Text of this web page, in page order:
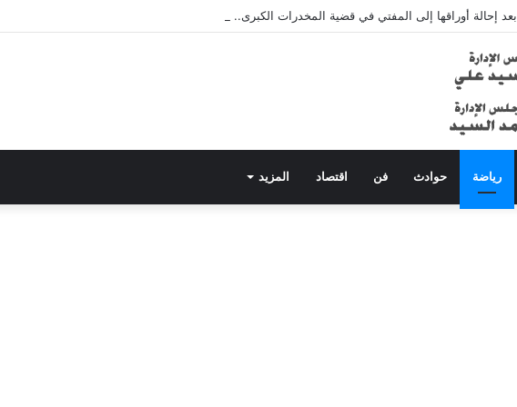
بعد إحالة أوراقها إلى المفتي في قضية المخدرات الكبرى.. من هي سارة خليفة؟
رياضة حوادث فن اقتصاد المزيد